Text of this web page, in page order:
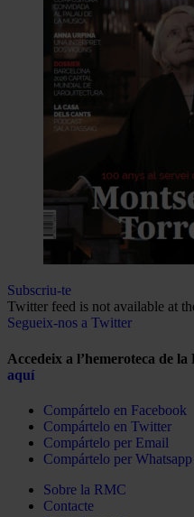
Subscriu-te
Twitter feed is not available at
Segueix-nos a Twitter
Accedeix a l’hemeroteca de
aquí
Compártelo en Facebook
Compártelo en Twitter
Compártelo per Email
Compártelo per Whatsapp
Sobre la RMC
Contacte